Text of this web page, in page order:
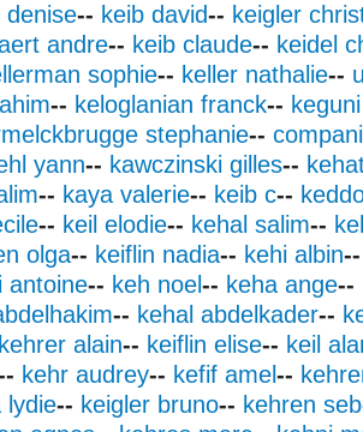
denise-- keib david-- keigler
andre-- keib claude-- keidel
sophie-- keller nathalie--
-- keloglanian franck--
stephanie--
yann-- kawczinski gilles--
-- kaya valerie-- keib c--
-- keil elodie-- kehal salim--
olga-- keiflin nadia-- kehi albin--
antoine-- keh noel-- keha ange--
-- kehal abdelkader--
kehrer alain-- keiflin elise-- keil
kehr audrey-- kefif amel--
lydie-- keigler bruno-- kehren seb